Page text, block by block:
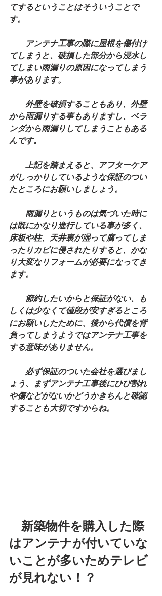
てするということはそういうことで
す。
アンテナ工事の際に屋根を傷付け
てしまうと、破損した部分から浸水し
てしまい雨漏りの原因になってしまう
事があります。
外壁を破損することもあり、外壁
から雨漏りする事もありますし、ベラ
ンダから雨漏りしてしまうこともある
んです。
上記を踏まえると、アフターケア
がしっかりしているような保証のつい
たところにお願いしましょう。
雨漏りというものは気づいた時に
は既にかなり進行している事が多く、
床板や柱、天井裏が湿って腐ってしま
ったりカビに侵されたりすると、かな
り大変なリフォームが必要になってき
ます。
節約したいからと保証がない、も
しくは少なくて値段が安すぎるところ
にお願いしたために、後から代償を背
負ってしまうようではアンテナ工事を
する意味がありません。
必ず保証のついた会社を選びまし
ょう、まずアンテナ工事後にひび割れ
や傷などがないかどうかきちんと確認
することも大切ですからね。
新築物件を購入した際
はアンテナが付いていな
いことが多いためテレビ
が見れない！？